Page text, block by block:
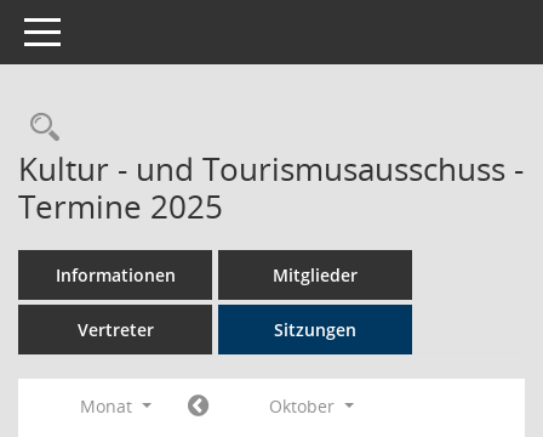
Toggle navigation
Rechercheauswahl
Kultur - und Tourismusausschuss -
Termine 2025
Informationen Mitglieder
Vertreter Sitzungen
Monat
Oktober